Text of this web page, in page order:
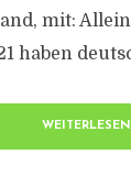
mit:
haben
WEITERLESEN